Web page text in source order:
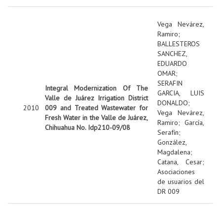
2010
Integral Modernization Of The
Valle de Juárez Irrigation District
009 and Treated Wastewater for
Fresh Water in the Valle de Juárez,
Chihuahua No. Idp210-09/08
Vega Nevárez,
Ramiro;
BALLESTEROS
SANCHEZ,
EDUARDO
OMAR;
SERAFIN
GARCIA, LUIS
DONALDO;
Vega Nevárez,
Ramiro; García,
Serafín;
González,
Magdalena;
Catana, Cesar;
Asociaciones
de usuarios del
DR 009